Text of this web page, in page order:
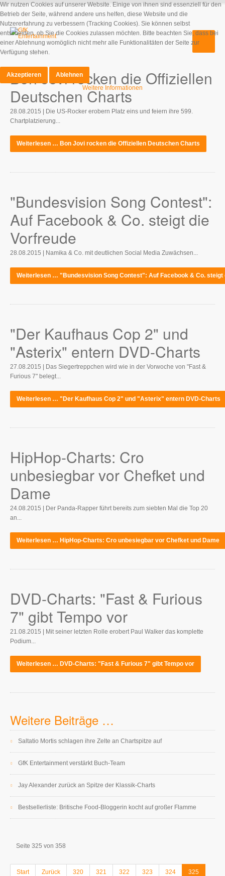
Bon Jovi rocken die Offiziellen
Deutschen Charts
28.08.2015 | Die US-Rocker erobern Platz eins und feiern ihre 599.
Chartplatzierung...
Weiterlesen … Bon Jovi rocken die Offiziellen Deutschen Charts
"Bundesvision Song Contest":
Auf Facebook & Co. steigt die
Vorfreude
28.08.2015 | Namika & Co. mit deutlichen Social Media Zuwächsen...
Weiterlesen … "Bundesvision Song Contest": Auf Facebook & Co. steigt
"Der Kaufhaus Cop 2" und
"Asterix" entern DVD-Charts
27.08.2015 | Das Siegertreppchen wird wie in der Vorwoche von "Fast &
Furious 7" belegt...
Weiterlesen … "Der Kaufhaus Cop 2" und "Asterix" entern DVD-Charts
HipHop-Charts: Cro
unbesiegbar vor Chefket und
Dame
24.08.2015 | Der Panda-Rapper führt bereits zum siebten Mal die Top 20
an...
Weiterlesen … HipHop-Charts: Cro unbesiegbar vor Chefket und Dame
DVD-Charts: "Fast & Furious
7" gibt Tempo vor
21.08.2015 | Mit seiner letzten Rolle erobert Paul Walker das komplette
Podium...
Weiterlesen … DVD-Charts: "Fast & Furious 7" gibt Tempo vor
Weitere Beiträge …
Saltatio Mortis schlagen ihre Zelte an Chartspitze auf
GfK Entertainment verstärkt Buch-Team
Jay Alexander zurück an Spitze der Klassik-Charts
Bestsellerliste: Britische Food-Bloggerin kocht auf großer Flamme
Seite 325 von 358
Start Zurück 320 321 322 323 324 325
Wir nutzen Cookies auf unserer Website. Einige von ihnen sind essenziell für den
Betrieb der Seite, während andere uns helfen, diese Website und die
Nutzererfahrung zu verbessern (Tracking Cookies). Sie können selbst
entscheiden, ob Sie die Cookies zulassen möchten. Bitte beachten Sie, dass bei
einer Ablehnung womöglich nicht mehr alle Funktionalitäten der Seite zur
Verfügung stehen.
Akzeptieren
Ablehnen
Weitere Informationen